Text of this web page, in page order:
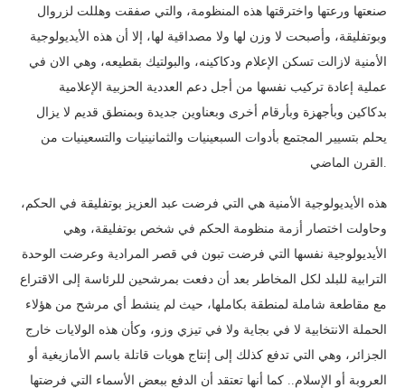
صنعتها ورعتها واخترقتها هذه المنظومة، والتي صفقت وهللت لزروال
وبوتفليقة، وأصبحت لا وزن لها ولا مصداقية لها، إلا أن هذه الأيديولوجية
الأمنية لازالت تسكن الإعلام ودكاكينه، والبولتيك بقطيعه، وهي الان في
عملية إعادة تركيب نفسها من أجل دعم العددية الحزبية الإعلامية
بدكاكين وبأجهزة وبأرقام أخرى وبعناوين جديدة وبمنطق قديم لا يزال
يحلم بتسيير المجتمع بأدوات السبعينيات والثمانينيات والتسعينيات من
القرن الماضي.
هذه الأيديولوجية الأمنية هي التي فرضت عبد العزيز بوتفليقة في الحكم،
وحاولت اختصار أزمة منظومة الحكم في شخص بوتفليقة، وهي
الأيديولوجية نفسها التي فرضت تبون في قصر المرادية وعرضت الوحدة
الترابية للبلد لكل المخاطر بعد أن دفعت بمرشحين للرئاسة إلى الاقتراع
مع مقاطعة شاملة لمنطقة بكاملها، حيث لم ينشط أي مرشح من هؤلاء
الحملة الانتخابية لا في بجاية ولا في تيزي وزو، وكأن هذه الولايات خارج
الجزائر، وهي التي تدفع كذلك إلى إنتاج هويات قاتلة باسم الأمازيغية أو
العروبة أو الإسلام.. كما أنها تعتقد أن الدفع ببعض الأسماء التي فرضتها